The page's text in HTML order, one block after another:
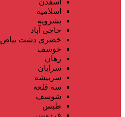
اسلامیه
بشرویه
حاجی آباد
خضری دشت بیاض
خوسف
زهان
سرایان
سربیشه
سه قلعه
شوسف
طبس
فردوس